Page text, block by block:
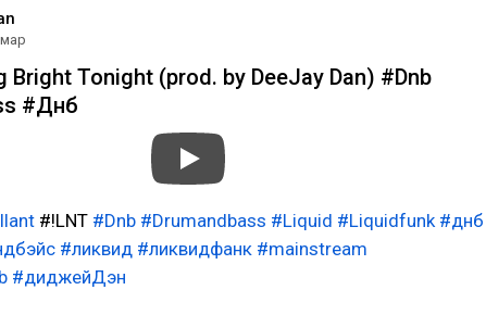
Bright Tonight (prod. by DeeJay Dan) #Dnb
#Днб
#!LNT #Dnb #Drumandbass #Liquid #Liquidfunk #днб
#ликвид #ликвидфанк #mainstream
#диджейДэн